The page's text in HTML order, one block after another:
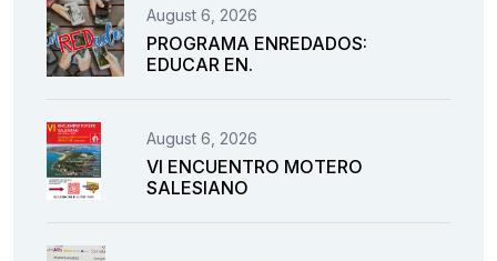
August 6, 2026
PROGRAMA ENREDADOS:
EDUCAR EN.
August 6, 2026
VI ENCUENTRO MOTERO
SALESIANO